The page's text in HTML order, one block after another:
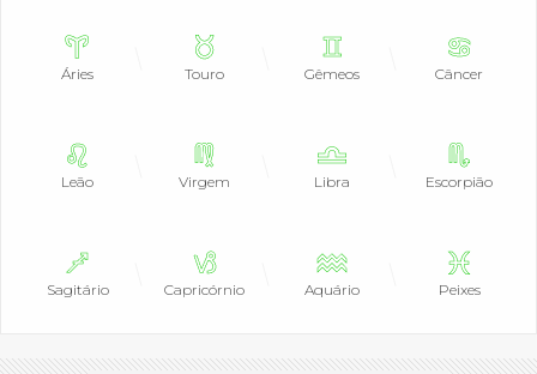
Áries Touro Gêmeos Câncer
Leão Virgem Libra Escorpião
Sagitário Capricórnio Aquário Peixes